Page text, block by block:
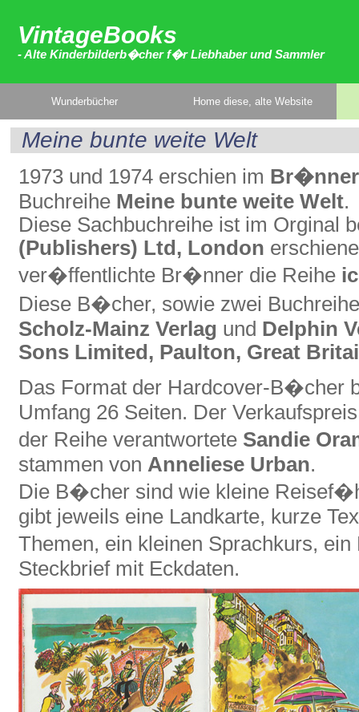
VintageBooks
- Alte Kinderbilderb�cher f�r Liebhaber und Sammler
Wunderbücher Home diese, alte Website
Meine bunte weite Welt
1973 und 1974 erschien im Br�nner
Buchreihe Meine bunte weite Welt.
Diese Sachbuchreihe ist im Orginal
(Publishers) Ltd, London
ver�ffentlichte Br�nner die Reihe
Diese B�cher, sowie zwei
Scholz-Mainz Verlag und Delphin
Sons Limited, Paulton, Great
Das Format der Hardcover-B�cher
Umfang 26 Seiten. Der
der Reihe verantwortete Sandie
stammen von Anneliese Urban.
Die B�cher sind wie kleine
gibt jeweils eine Landkarte, kurze
Themen, ein kleinen Sprachkurs,
Steckbrief mit Eckdaten.